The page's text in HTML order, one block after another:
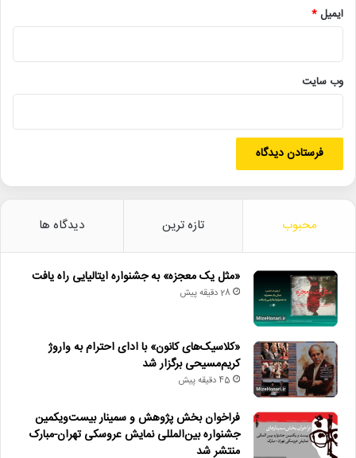
• انتصابات جدید در موزه ملی انقلاب اسلامی و دفاع مقدس
• «اسب نَورد» چهار نوبت دیگر روی صحنه می‌ماند
فروش_نمایش
مش_مش_قلی_خان
نمایش_کودک
ایمیل*
وب‌ سایت
محبوب تازه ترین دیدگاه ها
«مثل یک معجزه» به جشنواره ایتالیایی راه یافت
28 دقیقه پیش
«کلاسیک‌های کانون» با ادای احترام به واروژ
کریم‌مسیحی برگزار شد
45 دقیقه پیش
فراخوان بخش پژوهش و سمینار بیست‌ویکمین
جشنواره بین‌المللی نمایش عروسکی تهران-مبارک
منتشر شد